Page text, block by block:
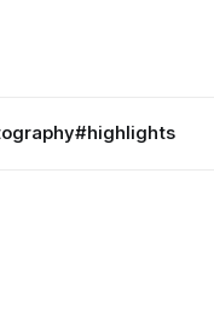
#highlights